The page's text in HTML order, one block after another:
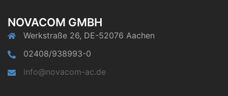
NOVACOM GMBH
Werkstraße 26, DE-52076 Aachen
02408/938993-0
info@novacom-ac.de